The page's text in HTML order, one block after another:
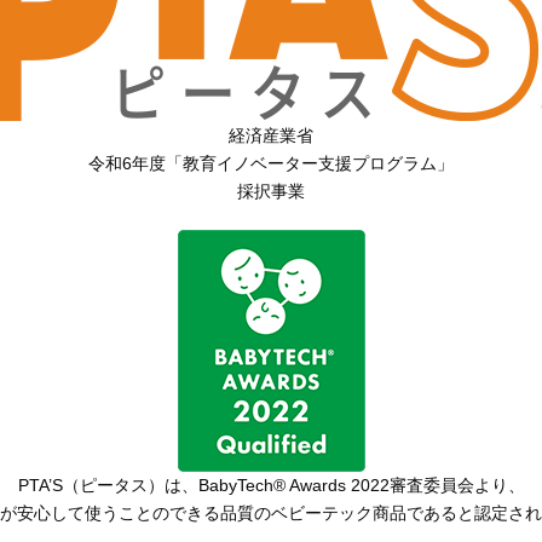
経済産業省
令和6年度「教育イノベーター支援プログラム」
採択事業
PTA’S（ピータス）は、 BabyTech® Awards 2022審査委員会より、
安心して使うことのできる品質のベビーテック商品であると認定さ